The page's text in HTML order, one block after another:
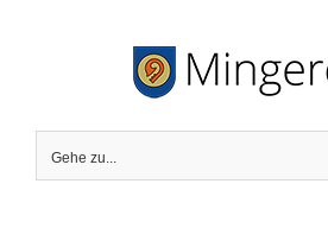
Gehe zu...